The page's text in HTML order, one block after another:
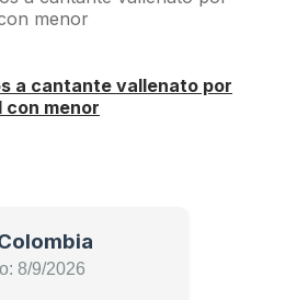
a cantante vallenato por
menor
8/9/2026